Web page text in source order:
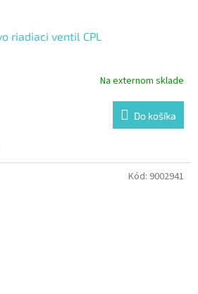
riadiaci ventil CPL
Na externom sklade
Do košíka
Kód: 9002941